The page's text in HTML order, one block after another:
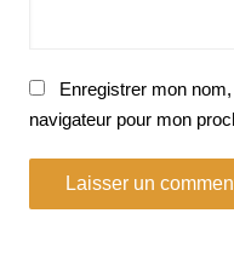
Enregistrer mon
navigateur pour mon